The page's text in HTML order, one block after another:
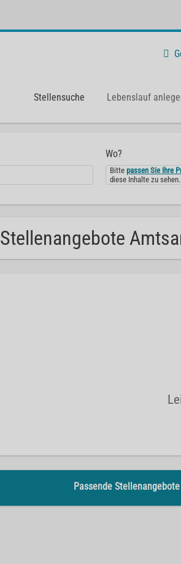
Stellensuche Lebenslauf
Wo?
Bittepassen Sie Ihre
diese Inhalte zu sehen.
Stellenangebote
Passende